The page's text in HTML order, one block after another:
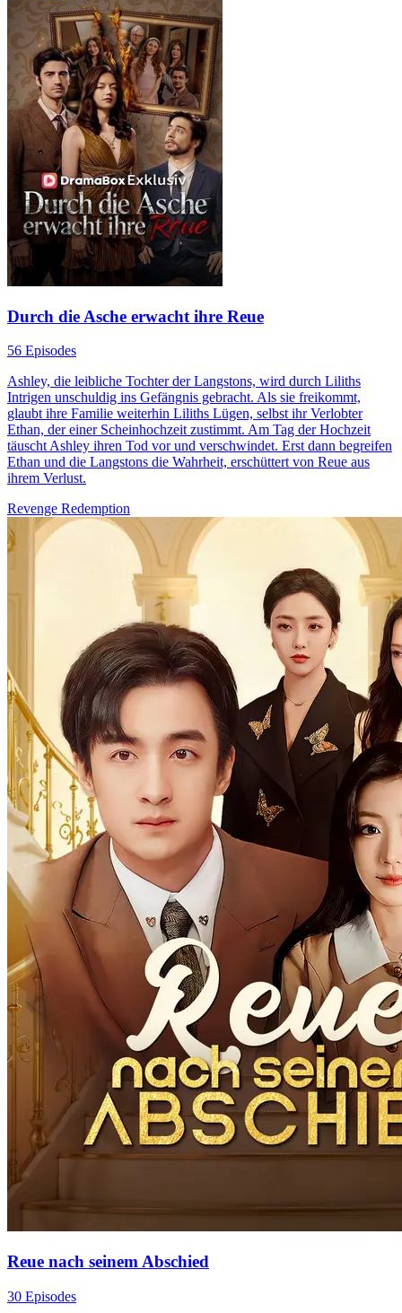
Durch die Asche erwacht ihre Reue
56 Episodes
Ashley, die leibliche Tochter der Langstons, wird durch Liliths
Intrigen unschuldig ins Gefängnis gebracht. Als sie freikommt,
glaubt ihre Familie weiterhin Liliths Lügen, selbst ihr Verlobter
Ethan, der einer Scheinhochzeit zustimmt. Am Tag der Hochzeit
täuscht Ashley ihren Tod vor und verschwindet. Erst dann begreifen
Ethan und die Langstons die Wahrheit, erschüttert von Reue aus
ihrem Verlust.
Revenge Redemption
Reue nach seinem Abschied
30 Episodes